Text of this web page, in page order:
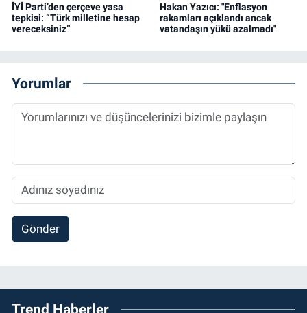
İYİ Parti’den çerçeve yasa
tepkisi: “Türk milletine hesap
vereceksiniz”
Hakan Yazıcı: "Enflasyon
rakamları açıklandı ancak
vatandaşın yükü azalmadı"
Yorumlar
Gönder
Trend Haberler